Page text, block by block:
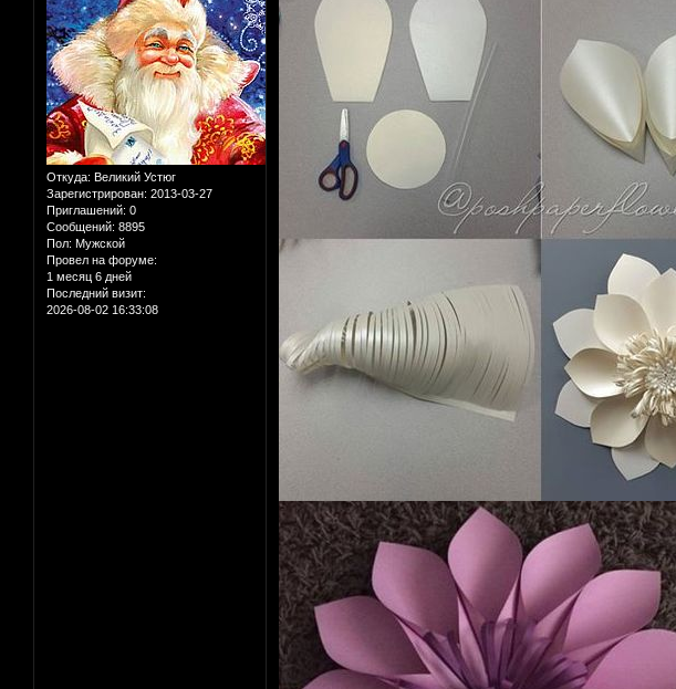
Откуда: Великий Устюг
Зарегистрирован: 2013-03-27
Приглашений: 0
Сообщений: 8895
Пол: Мужской
Провел на форуме:
1 месяц 6 дней
Последний визит:
2026-08-02 16:33:08